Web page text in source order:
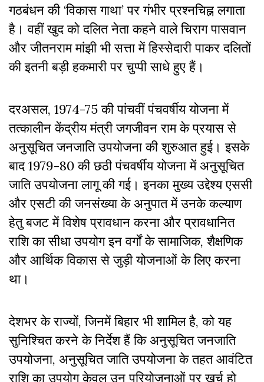
गठबंधन की ‘विकास गाथा’ पर गंभीर प्रश्नचिह्न लगाता
है। वहीं खुद को दलित नेता कहने वाले चिराग पासवान
और जीतनराम मांझी भी सत्ता में हिस्सेदारी पाकर दलितों
की इतनी बड़ी हकमारी पर चुप्पी साधे हुए हैं।
दरअसल, 1974-75 की पांचवीं पंचवर्षीय योजना में
तत्कालीन केंद्रीय मंत्री जगजीवन राम के प्रयास से
अनुसूचित जनजाति उपयोजना की शुरुआत हुई। इसके
बाद 1979-80 की छठी पंचवर्षीय योजना में अनुसूचित
जाति उपयोजना लागू की गई। इनका मुख्य उद्देश्य एससी
और एसटी की जनसंख्या के अनुपात में उनके कल्याण
हेतु बजट में विशेष प्रावधान करना और प्रावधानित
राशि का सीधा उपयोग इन वर्गों के सामाजिक, शैक्षणिक
और आर्थिक विकास से जुड़ी योजनाओं के लिए करना
था।
देशभर के राज्यों, जिनमें बिहार भी शामिल है, को यह
सुनिश्चित करने के निर्देश हैं कि अनुसूचित जनजाति
उपयोजना, अनुसूचित जाति उपयोजना के तहत आवंटित
राशि का उपयोग केवल उन परियोजनाओं पर खर्च हो